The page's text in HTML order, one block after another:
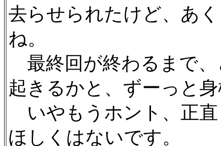
去らせられたけど、あ
ね。
最終回が終わるまで
起きるかと、ずーっと
いやもうホント、正
ほしくはないです。